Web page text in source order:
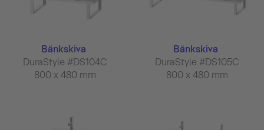
Bänkskiva
DuraStyle #DS104C
800 x 480 mm
Bänkskiva
DuraStyle #DS105C
800 x 480 mm